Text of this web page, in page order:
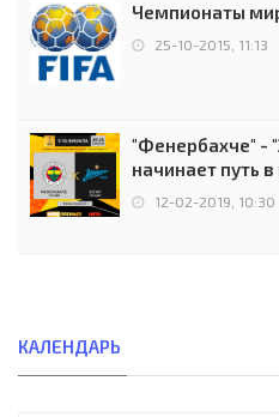
Чемпионаты
25-10-2015, 11:13
"Фенербахче" -
начинает путь
12-02-2019, 10:30
КАЛЕНДАРЬ